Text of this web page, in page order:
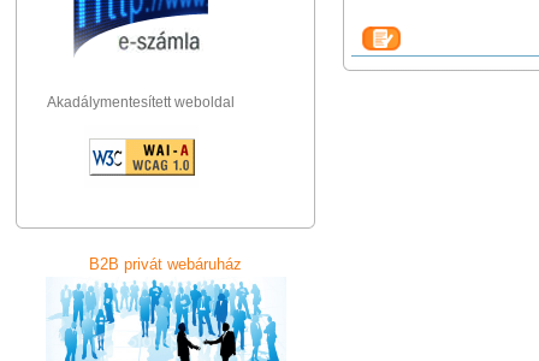
Akadálymentesített weboldal
B2B privát webáruház